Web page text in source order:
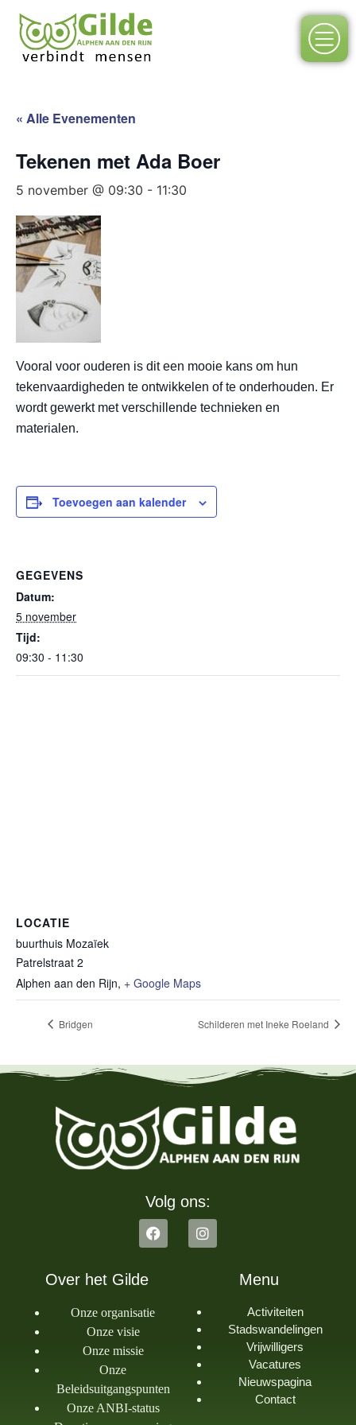
« Alle Evenementen
Tekenen met Ada Boer
5 november @ 09:30 - 11:30
Vooral voor ouderen is dit een mooie kans om hun
tekenvaardigheden te ontwikkelen of te onderhouden. Er
wordt gewerkt met verschillende technieken en
materialen.
Toevoegen aan kalender
GEGEVENS
Datum:
5 november
Tijd:
09:30 - 11:30
LOCATIE
buurthuis Mozaïek
Patrelstraat 2
Alphen aan den Rijn, + Google Maps
Bridgen Schilderen met Ineke Roeland
Volg ons:
Over het Gilde
Onze organisatie
Onze visie
Onze missie
Onze
Beleidsuitgangspunten
Onze ANBI-status
Menu
Activiteiten
Stadswandelingen
Vrijwilligers
Vacatures
Nieuwspagina
Contact